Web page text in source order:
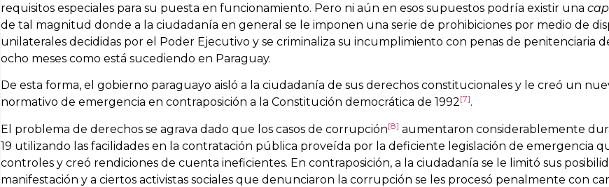
requisitos especiales para su puesta en funcionamiento. Pero ni aún en esos supuestos podría existir una
de tal magnitud donde a la ciudadanía en general se le imponen una serie de prohibiciones por medio de
unilaterales decididas por el Poder Ejecutivo y se criminaliza su incumplimiento con penas de penitenciaria
ocho meses como está sucediendo en Paraguay.
De esta forma, el gobierno paraguayo aisló a la ciudadanía de sus derechos constitucionales y le creó un
normativo de emergencia en contraposición a la Constitución democrática de 1992[7].
El problema de derechos se agrava dado que los casos de corrupción[8] aumentaron considerablemente
19 utilizando las facilidades en la contratación pública proveída por la deficiente legislación de emergencia
controles y creó rendiciones de cuenta ineficientes. En contraposición, a la ciudadanía se le limitó sus
manifestación y a ciertos activistas sociales que denunciaron la corrupción se les procesó penalmente con